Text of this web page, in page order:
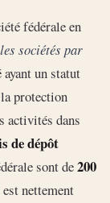
fédérale en
sociétés par
un statut
protection
activités dans
de dépôt
sont de200
nettement